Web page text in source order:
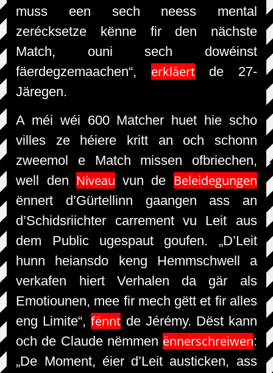
muss een sech neess mental
zerécksetze kënne fir den nächste
Match, ouni sech dowéinst
fäerdegzemaachen“, erkläertde 27-
Järegen.
A méi wéi 600 Matcher huet hie scho
villes ze héiere kritt an och schonn
zweemol e Match missen ofbriechen,
well den Niveau vun de Beleidegungen
ënnert d’Gürtellinn gaangen ass an
d’Schidsriichter carrement vu Leit aus
dem Public ugespaut goufen. „D’Leit
hunn heiansdo keng Hemmschwell a
verkafen hiert Verhalen da gär als
Emotiounen, mee fir mech gëtt et fir alles
eng Limite“,fënnt de Jérémy. Dëst kann
och de Claude nëmmen ënnerschreiwen:
„De Moment, éier d’Leit austicken, ass